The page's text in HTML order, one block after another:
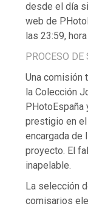
desde el día
web de
las 23:59,
PROCESO DE
Una comisión
la Colección
prestigio en
encargada de
proyecto. El
inapelable.
La selección
comisarios